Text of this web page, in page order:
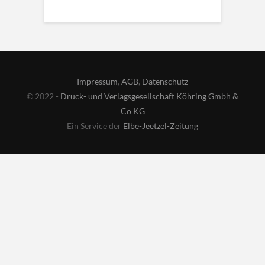
Impressum, AGB, Datenschutz
© 2022 - Druck- und Verlagsgesellschaft Köhring Gmbh &
Co KG
Ein Service der Elbe-Jeetzel-Zeitung